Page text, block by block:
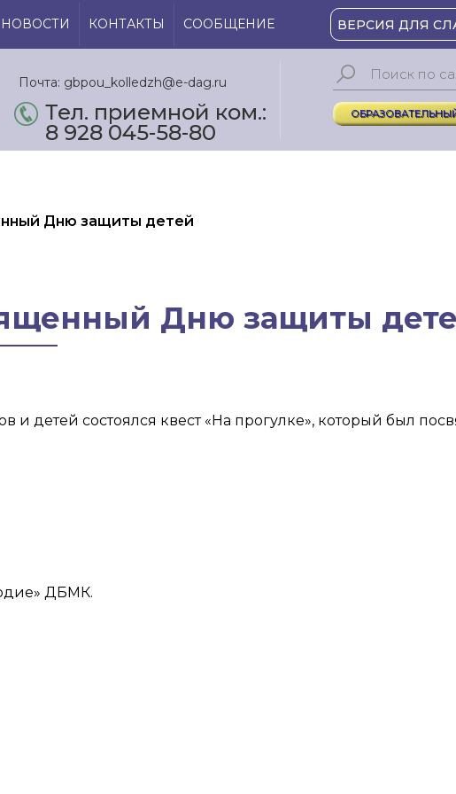
НОВОСТИ КОНТАКТЫ СООБЩЕНИЕ ВЕРСИЯ ДЛЯ
Почта: gbpou_kolledzh@e-dag.ru
Тел. приемной ком.:
8 928 045-58-80
Дню защиты детей
Дню защиты
и детей состоялся квест «На прогулке», который был
ДБМК.